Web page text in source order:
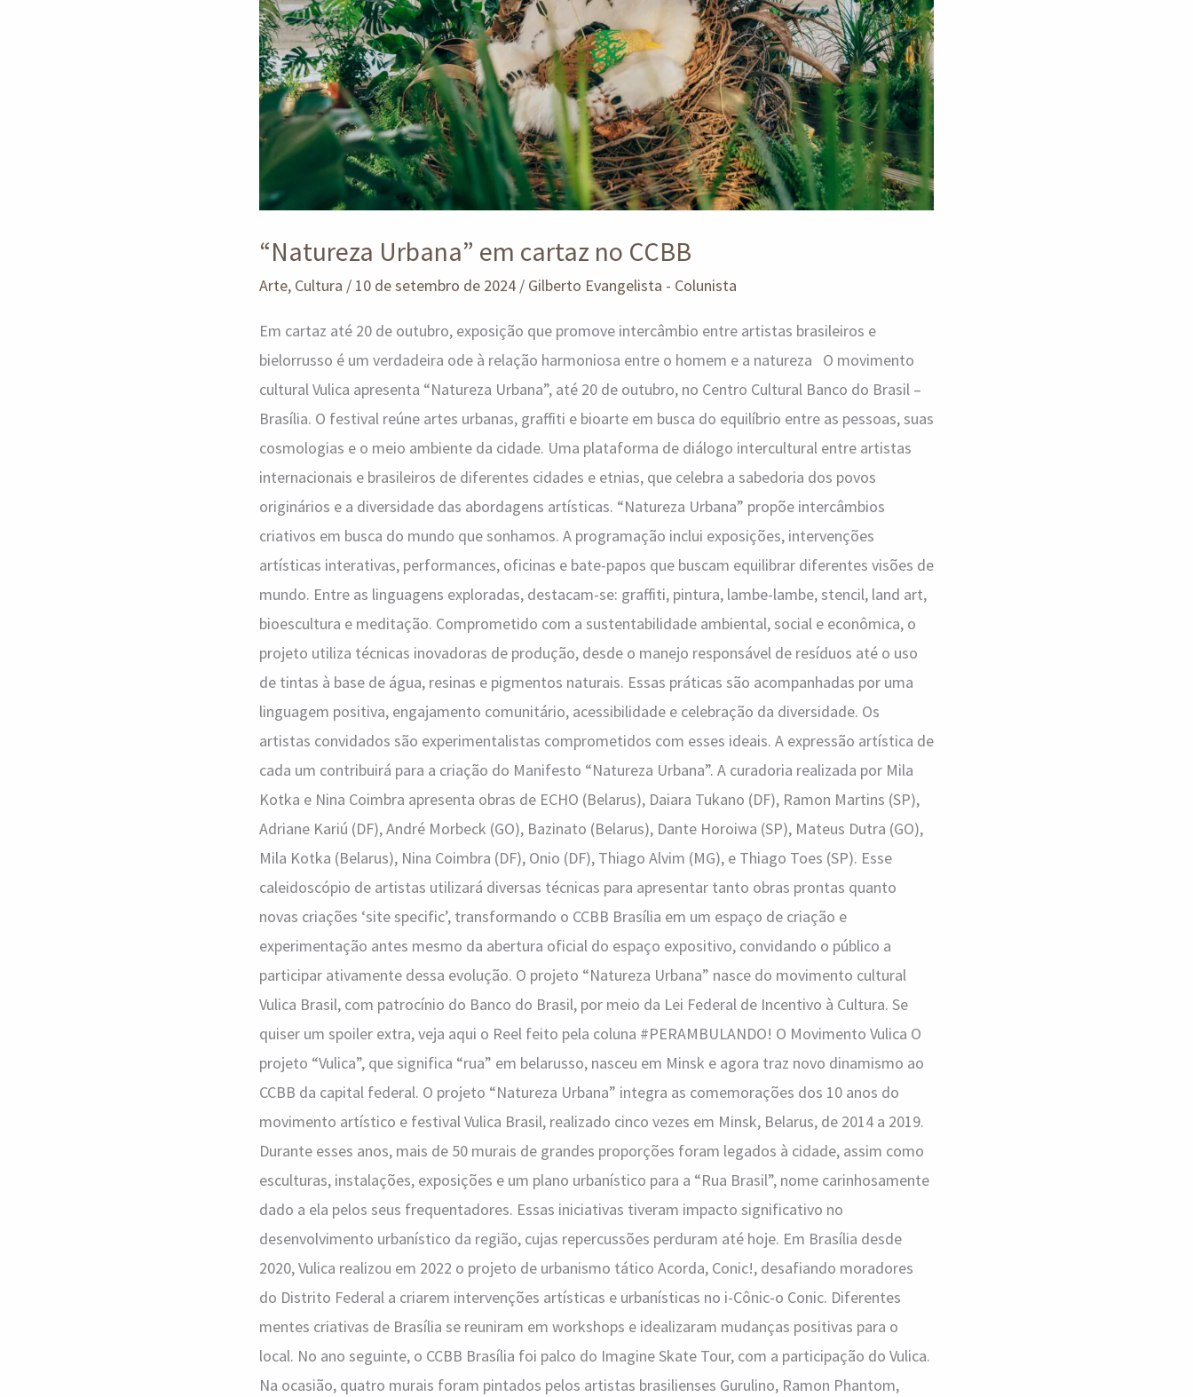
“Natureza Urbana” em cartaz no CCBB
Arte, Cultura / 10 de setembro de 2024 / Gilberto Evangelista - Colunista
Em cartaz até 20 de outubro, exposição que promove intercâmbio entre artistas brasileiros e
bielorrusso é um verdadeira ode à relação harmoniosa entre o homem e a natureza O movimento
cultural Vulica apresenta “Natureza Urbana”, até 20 de outubro, no Centro Cultural Banco do Brasil –
Brasília. O festival reúne artes urbanas, graffiti e bioarte em busca do equilíbrio entre as pessoas, suas
cosmologias e o meio ambiente da cidade. Uma plataforma de diálogo intercultural entre artistas
internacionais e brasileiros de diferentes cidades e etnias, que celebra a sabedoria dos povos
originários e a diversidade das abordagens artísticas. “Natureza Urbana” propõe intercâmbios
criativos em busca do mundo que sonhamos. A programação inclui exposições, intervenções
artísticas interativas, performances, oficinas e bate-papos que buscam equilibrar diferentes visões de
mundo. Entre as linguagens exploradas, destacam-se: graffiti, pintura, lambe-lambe, stencil, land art,
bioescultura e meditação. Comprometido com a sustentabilidade ambiental, social e econômica, o
projeto utiliza técnicas inovadoras de produção, desde o manejo responsável de resíduos até o uso
de tintas à base de água, resinas e pigmentos naturais. Essas práticas são acompanhadas por uma
linguagem positiva, engajamento comunitário, acessibilidade e celebração da diversidade. Os
artistas convidados são experimentalistas comprometidos com esses ideais. A expressão artística de
cada um contribuirá para a criação do Manifesto “Natureza Urbana”. A curadoria realizada por Mila
Kotka e Nina Coimbra apresenta obras de ECHO (Belarus), Daiara Tukano (DF), Ramon Martins (SP),
Adriane Kariú (DF), André Morbeck (GO), Bazinato (Belarus), Dante Horoiwa (SP), Mateus Dutra (GO),
Mila Kotka (Belarus), Nina Coimbra (DF), Onio (DF), Thiago Alvim (MG), e Thiago Toes (SP). Esse
caleidoscópio de artistas utilizará diversas técnicas para apresentar tanto obras prontas quanto
novas criações ‘site specific’, transformando o CCBB Brasília em um espaço de criação e
experimentação antes mesmo da abertura oficial do espaço expositivo, convidando o público a
participar ativamente dessa evolução. O projeto “Natureza Urbana” nasce do movimento cultural
Vulica Brasil, com patrocínio do Banco do Brasil, por meio da Lei Federal de Incentivo à Cultura. Se
quiser um spoiler extra, veja aqui o Reel feito pela coluna #PERAMBULANDO! O Movimento Vulica O
projeto “Vulica”, que significa “rua” em belarusso, nasceu em Minsk e agora traz novo dinamismo ao
CCBB da capital federal. O projeto “Natureza Urbana” integra as comemorações dos 10 anos do
movimento artístico e festival Vulica Brasil, realizado cinco vezes em Minsk, Belarus, de 2014 a 2019.
Durante esses anos, mais de 50 murais de grandes proporções foram legados à cidade, assim como
esculturas, instalações, exposições e um plano urbanístico para a “Rua Brasil”, nome carinhosamente
dado a ela pelos seus frequentadores. Essas iniciativas tiveram impacto significativo no
desenvolvimento urbanístico da região, cujas repercussões perduram até hoje. Em Brasília desde
2020, Vulica realizou em 2022 o projeto de urbanismo tático Acorda, Conic!, desafiando moradores
do Distrito Federal a criarem intervenções artísticas e urbanísticas no i-Cônic-o Conic. Diferentes
mentes criativas de Brasília se reuniram em workshops e idealizaram mudanças positivas para o
local. No ano seguinte, o CCBB Brasília foi palco do Imagine Skate Tour, com a participação do Vulica.
Na ocasião, quatro murais foram pintados pelos artistas brasilienses Gurulino, Ramon Phantom,